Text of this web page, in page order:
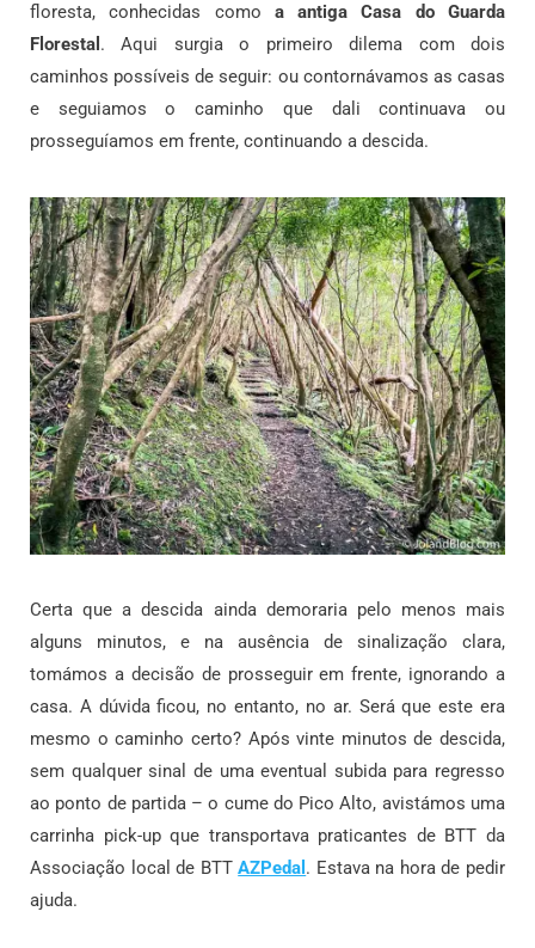
floresta, conhecidas como a antiga Casa do Guarda
Florestal . Aqui surgia o primeiro dilema com dois
caminhos possíveis de seguir: ou contornávamos as casas
e seguiamos o caminho que dali continuava ou
prosseguíamos em frente, continuando a descida.
Certa que a descida ainda demoraria pelo menos mais
alguns minutos, e na ausência de sinalização clara,
tomámos a decisão de prosseguir em frente, ignorando a
casa. A dúvida ficou, no entanto, no ar. Será que este era
mesmo o caminho certo? Após vinte minutos de descida,
sem qualquer sinal de uma eventual subida para regresso
ao ponto de partida – o cume do Pico Alto, avistámos uma
carrinha pick-up que transportava praticantes de BTT da
Associação local de BTTAZPedal . Estava na hora de pedir
ajuda.